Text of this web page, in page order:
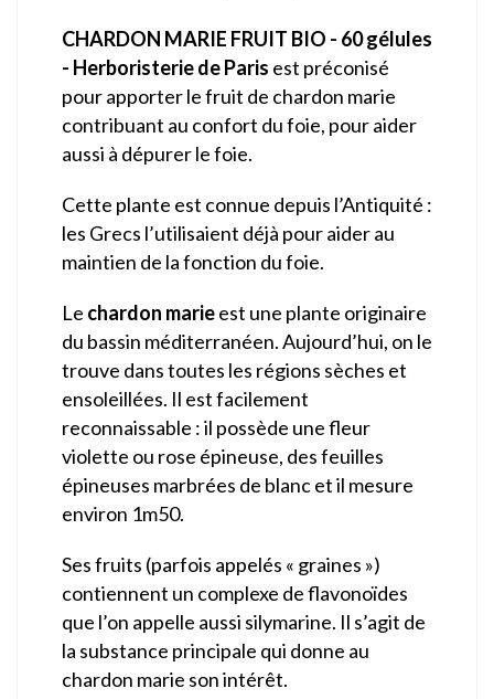
CHARDON MARIE FRUIT BIO - 60 gélules
- Herboristerie de Paris est préconisé
pour apporter le fruit de chardon marie
contribuant au confort du foie, pour aider
aussi à dépurer le foie.
Cette plante est connue depuis l’Antiquité :
les Grecs l’utilisaient déjà pour aider au
maintien de la fonction du foie.
Le chardon marieest une plante originaire
du bassin méditerranéen. Aujourd’hui, on le
trouve dans toutes les régions sèches et
ensoleillées. Il est facilement
reconnaissable : il possède une fleur
violette ou rose épineuse, des feuilles
épineuses marbrées de blanc et il mesure
environ 1m50.
Ses fruits (parfois appelés « graines »)
contiennent un complexe de flavonoïdes
que l’on appelle aussi silymarine. Il s’agit de
la substance principale qui donne au
chardon marie son intérêt.